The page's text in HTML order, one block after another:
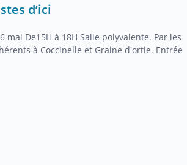
d’ici
mai De15H à 18H Salle polyvalente. Par les
à Coccinelle et Graine d'ortie. Entrée